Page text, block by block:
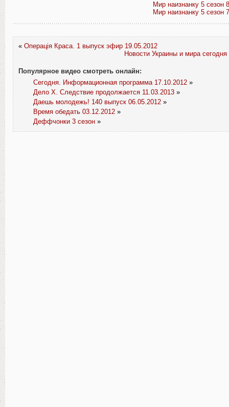
Мир наизнанку 5 сезон
Мир наизнанку 5 сезон
« Операція Краса. 1 выпуск эфир 19.05.2012
Новости Украины и мира
Популярное видео смотреть онлайн:
Сегодня. Информационная программа 17.10.2012»
Дело Х. Следствие продолжается 11.03.2013»
Даешь молодежь! 140 выпуск 06.05.2012»
Время обедать 03.12.2012»
Деффчонки 3 сезон»